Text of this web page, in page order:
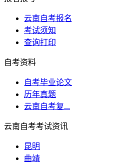
云南自考报名
考试须知
查询打印
自考资料
自考毕业论文
历年真题
云南自考复...
云南自考考试资讯
昆明
曲靖